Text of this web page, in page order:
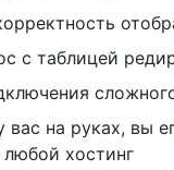
с таблицей
вас на руках, вы
любой хостинг